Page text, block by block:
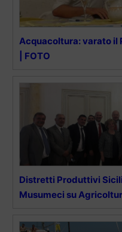
Acquacoltura: varato il
| FOTO
Distretti Produttivi
Musumeci su